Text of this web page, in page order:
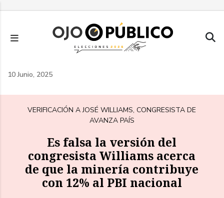
principal
10 Junio, 2025
VERIFICACIÓN A JOSÉ WILLIAMS, CONGRESISTA DE
AVANZA PAÍS
Es falsa la versión del
congresista Williams acerca
de que la minería contribuye
con 12% al PBI nacional